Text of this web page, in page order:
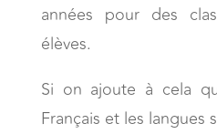
années pour des
élèves.
Si on ajoute à cela
Français et les langues